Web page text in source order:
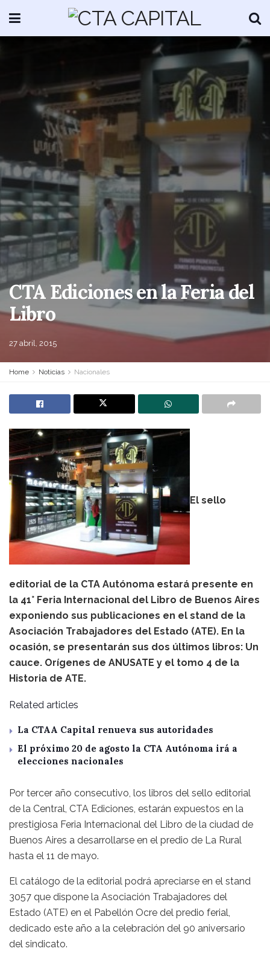
CTA Ediciones en la Feria del
Libro
27 abril, 2015
Home Noticias Nacionales
El sello
editorial de la CTA Autónoma estará presente en
la 41° Feria Internacional del Libro de Buenos Aires
exponiendo sus publicaciones en el stand de la
Asociación Trabajadores del Estado (ATE). En la
ocasión, se presentarán sus dos últimos libros: Un
cauce. Orígenes de ANUSATE y el tomo 4 de la
Historia de ATE.
Related articles
La CTAA Capital renueva sus autoridades
El próximo 20 de agosto la CTA Autónoma irá a
elecciones nacionales
Por tercer año consecutivo, los libros del sello editorial
de la Central, CTA Ediciones, estarán expuestos en la
prestigiosa Feria Internacional del Libro de la ciudad de
Buenos Aires a desarrollarse en el predio de La Rural
hasta el 11 de mayo.
El catálogo de la editorial podrá apreciarse en el stand
3057 que dispone la Asociación Trabajadores del
Estado (ATE) en el Pabellón Ocre del predio ferial,
dedicado este año a la celebración del 90 aniversario
del sindicato.